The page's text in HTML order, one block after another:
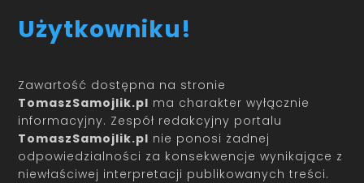
Użytkowniku!
Zawartość dostępna na stronie
TomaszSamojlik.pl ma charakter wyłącznie
informacyjny. Zespół redakcyjny portalu
TomaszSamojlik.pl nie ponosi żadnej
odpowiedzialności za konsekwencje wynikające z
niewłaściwej interpretacji publikowanych treści.